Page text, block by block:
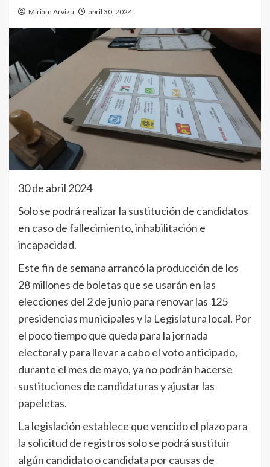
Miriam Arvizu abril 30, 2024
30 de abril 2024
Solo se podrá realizar la sustitución de candidatos
en caso de fallecimiento, inhabilitación e
incapacidad.
Este fin de semana arrancó la producción de los
28 millones de boletas que se usarán en las
elecciones del 2 de junio para renovar las 125
presidencias municipales y la Legislatura local. Por
el poco tiempo que queda para la jornada
electoral y para llevar a cabo el voto anticipado,
durante el mes de mayo, ya no podrán hacerse
sustituciones de candidaturas y ajustar las
papeletas.
La legislación establece que vencido el plazo para
la solicitud de registros solo se podrá sustituir
algún candidato o candidata por causas de